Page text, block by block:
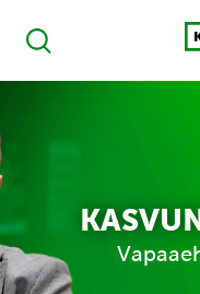
Haku
Kasvu Open